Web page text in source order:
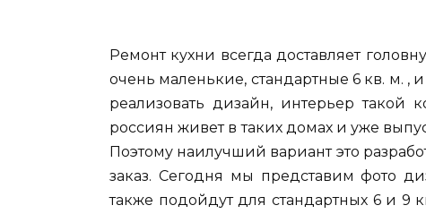
Ремонт кухни всегда доставляет
очень маленькие, стандартные 6 кв. м. ,
реализовать дизайн, интерьер такой
россиян живет в таких домах и уже
Поэтому наилучший вариант это
заказ. Сегодня мы представим фото
также подойдут для стандартных 6 и 9